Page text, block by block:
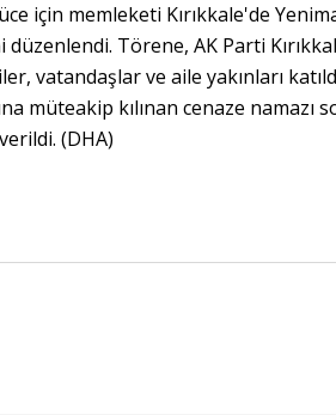
için memleketi Kırıkkale'de
düzenlendi. Törene, AK Parti
vatandaşlar ve aile yakınları
müteakip kılınan cenaze namazı
(DHA)